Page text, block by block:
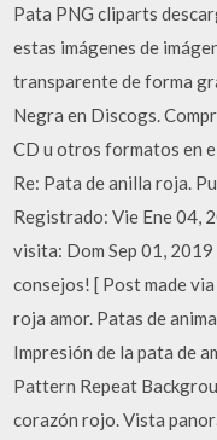
Pata PNG cliparts
estas imágenes de
transparente de forma
Negra en Discogs.
CD u otros formatos en
Re: Pata de anilla roja.
Registrado: Vie Ene 04,
visita: Dom Sep 01,
consejos! [ Post made
roja amor. Patas de
Impresión de la pata de
Pattern Repeat
corazón rojo. Vista